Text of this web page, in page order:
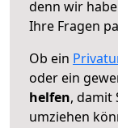
denn wir
Ihre Fragen
Ob ein
oder ein
helfen, damit
umziehen